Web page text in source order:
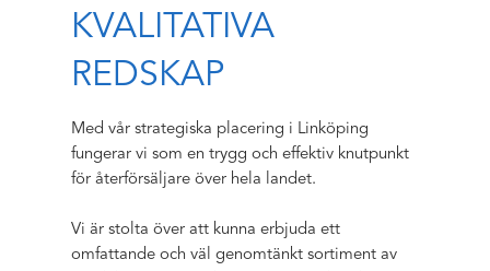
KVALITATIVA
REDSKAP
Med vår strategiska placering i Linköping
fungerar vi som en trygg och effektiv knutpunkt
för återförsäljare över hela landet.
Vi är stolta över att kunna erbjuda ett
omfattande och väl genomtänkt sortiment av